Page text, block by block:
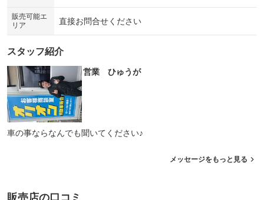
販売可能エ
リア
直接お問合せください
スタッフ紹介
営業 ひゅうが
車の事ならなんでも聞いてください♪
メッセージをもっと見る
販売店の口コミ